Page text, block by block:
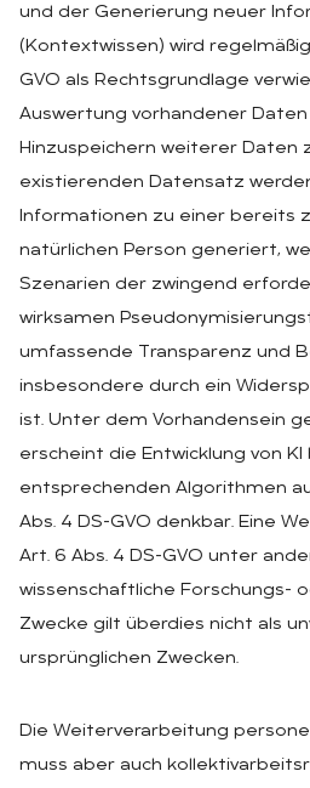
und der Generierung neuer
(Kontextwissen) wird
GVO als Rechtsgrundlage
Auswertung vorhandener
Hinzuspeichern weiterer Daten
existierenden Datensatz
Informationen zu einer bereits
natürlichen Person generiert,
Szenarien der zwingend
wirksamen
umfassende Transparenz und
insbesondere durch ein
ist. Unter dem Vorhandensein
erscheint die Entwicklung von KI
entsprechenden Algorithmen
Abs. 4 DS-GVO denkbar. Eine
Art. 6 Abs. 4 DS-GVO unter
wissenschaftliche Forschungs-
Zwecke gilt überdies nicht als
ursprünglichen Zwecken.
Die Weiterverarbeitung
muss aber auch